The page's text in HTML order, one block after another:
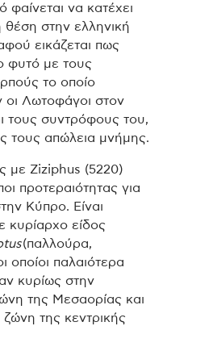
φαίνεται να κατέχει
θέση στην ελληνική
εικάζεται πως
φυτό με τους
το οποίο
Λωτοφάγοι στον
τους συντρόφους του,
τους απώλεια μνήμης.
με Ziziphus (5220)
προτεραιότητας για
Κύπρο. Είναι
κυρίαρχο είδος
(παλλούρα,
οποίοι παλαιότερα
κυρίως στην
της Μεσαορίας και
της κεντρικής